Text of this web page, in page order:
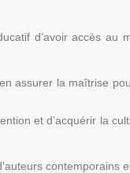
d’avoir accès au
assurer la maîtrise
et d’acquérir la
contemporains